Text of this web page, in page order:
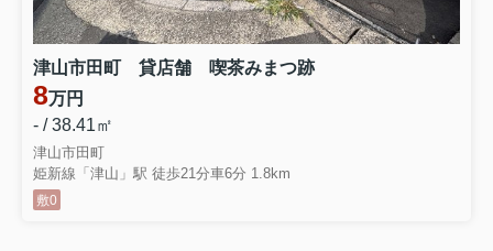
津山市田町 貸店舗 喫茶みまつ跡
8万円
- / 38.41㎡
津山市田町
姫新線「津山」駅 徒歩21分車6分 1.8km
敷0